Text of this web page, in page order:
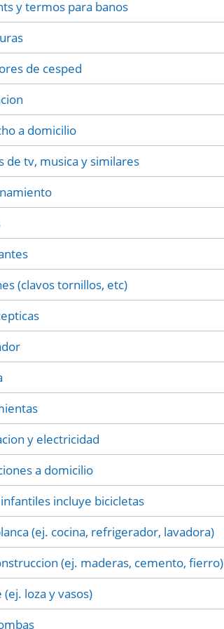
y termos para banos
de cesped
a domicilio
de tv, musica y similares
(clavos tornillos, etc)
y electricidad
a domicilio
infantiles incluye bicicletas
(ej. cocina, refrigerador, lavadora)
(ej. maderas, cemento, fierro)
(ej. loza y vasos)